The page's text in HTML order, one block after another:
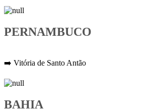
PERNAMBUCO
➡️ Vitória de Santo Antão
BAHIA